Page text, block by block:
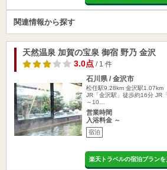
関連情報から探す
天然温泉 加賀の宝泉 御宿 野乃 金沢
3.0点/ 1 件
石川県 / 金沢市
松任駅9.28km 金沢駅1.07km
JR「金沢駅」徒歩約16分 JR
～10…
営業時間
入浴料金 ～
宿泊
楽天トラベルの宿泊プランを